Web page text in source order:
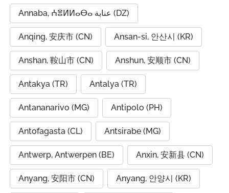
Annaba, ⵄⴻⵍⵍⴰⴱⴰ عنابة (DZ)
Anqing, 安庆市 (CN) Ansan-si, 안산시 (KR)
Anshan, 鞍山市 (CN) Anshun, 安顺市 (CN)
Antakya (TR) Antalya (TR)
Antananarivo (MG) Antipolo (PH)
Antofagasta (CL) Antsirabe (MG)
Antwerp, Antwerpen (BE) Anxin, 安新县 (CN)
Anyang, 安阳市 (CN) Anyang, 안양시 (KR)